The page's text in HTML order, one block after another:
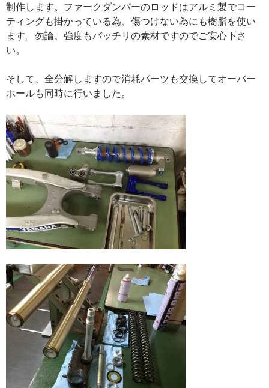
制作します。ファークダンパーのロッドはアルミ製でコー
ティングも掛かっている為、傷つけない為にも樹脂を使い
ます。勿論、強度もバッチリの素材ですのでご安心下さ
い。
そして、全分解しますので消耗パーツも交換してオーバー
ホールも同時に行いました。